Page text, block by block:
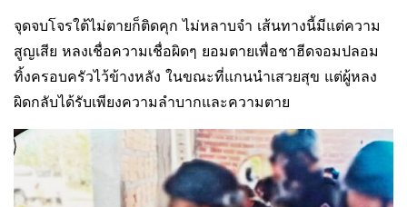
จุดจบโจรใต้ไม่ตายก็ติดคุก ไม่หลาบจำ เส้นทางนี้มีแต่ความ
สูญเสีย หลงเชื่อความเชื่อผิดๆ ยอมตายเพื่อชาฮีดจอมปลอม
ทิ้งครอบครัวไว้ข้างหลัง ในขณะที่แกนนำเสวยสุข แต่ผู้หลง
ผิดกลับได้รับเพียงความลำบากและความตาย